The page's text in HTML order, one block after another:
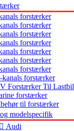
forstærker
forstærker
forstærker
forstærker
forstærker
forstærker
forstærker
kanals forstærker
Forstærker Til Lastbil
forstærker
til forstærker
modelspecifik
 Audi